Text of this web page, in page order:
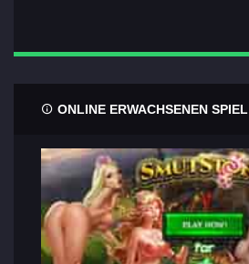
ONLINE ERWACHSENEN SPIEL